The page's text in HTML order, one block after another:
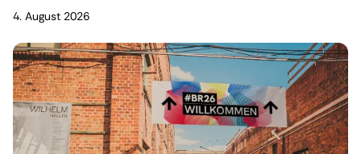
4. August 2026